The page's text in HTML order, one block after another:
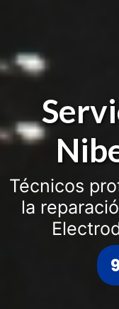
Técnicos
la